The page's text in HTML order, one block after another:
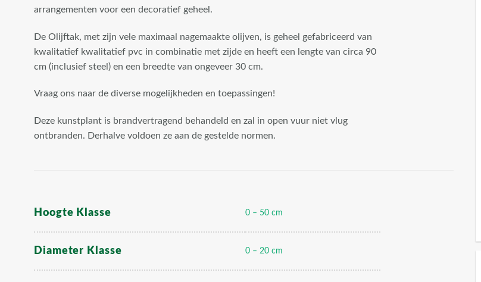
arrangementen voor een decoratief geheel.
De Olijftak, met zijn vele maximaal nagemaakte olijven, is geheel gefabriceerd van
kwalitatief kwalitatief pvc in combinatie met zijde en heeft een lengte van circa 90
cm (inclusief steel) en een breedte van ongeveer 30 cm.
Vraag ons naar de diverse mogelijkheden en toepassingen!
Deze kunstplant is brandvertragend behandeld en zal in open vuur niet vlug
ontbranden. Derhalve voldoen ze aan de gestelde normen.
Hoogte Klasse 0 – 50 cm
Diameter Klasse 0 – 20 cm